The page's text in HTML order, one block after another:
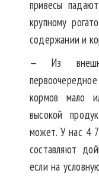
привесы
крупному
содержании и
— Из
кормов мало
высокой
может. У нас 4
составляют
если на